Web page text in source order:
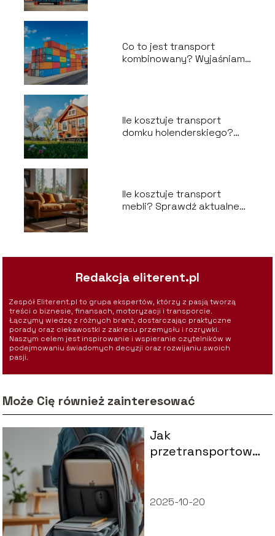
Co to jest transport
kombinowany? Wyjaśniamy
Ile kosztuje transport
domku holenderskiego?
Ile kosztuje transport
mebli? Sprawdź aktualne
Redakcja eliterent.pl
Zespół Eliterent.pl to grupa ekspertów, którzy z pasją tworzą
treści o biznesie, finansach, motoryzacji i transporcie.
Łączymy wiedzę z różnych branż, dostarczając praktyczne
porady oraz ciekawostki z zakresu przemysłu i rozrywki.
Naszym celem jest inspirowanie i wspieranie czytelników w
podejmowaniu świadomych decyzji oraz rozwijaniu swoich
pasji.
Może Cię również zainteresować
Jak
przetransportować
i wskazówki
2025-10-20